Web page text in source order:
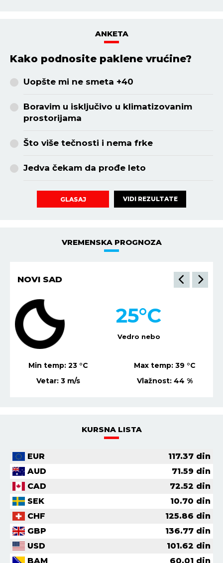
ANKETA
Kako podnosite paklene vrućine?
Uopšte mi ne smeta +40
Boravim u isključivo u klimatizovanim
prostorijama
Što više tečnosti i nema frke
Jedva čekam da prođe leto
GLASAJ VIDI REZULTATE
VREMENSKA PROGNOZA
NIŠ
Mestimično oblačno
23°C
Min temp:21 °C Max temp: 37 °C
Vetar:2 m/s Vlažnost:60 %
KURSNA LISTA
EUR 117.37 din
AUD
71.59 din
CAD
72.52 din
SEK
10.70 din
CHF
125.86 din
GBP
136.77 din
USD
101.62 din
BAM
60.01 din